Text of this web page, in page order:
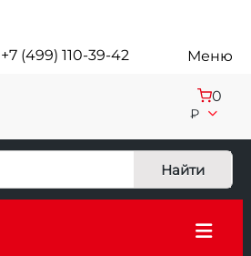
+7 (499) 110-39-42 Меню
0
₽
Найти